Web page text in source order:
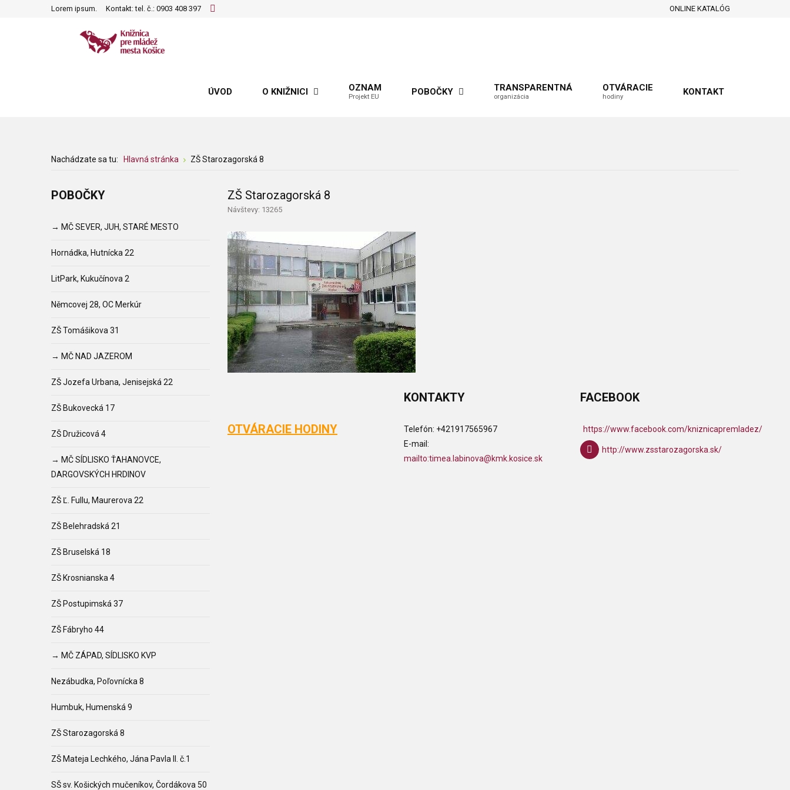
Lorem ipsum. Kontakt: tel. č.: 0903 408 397 ONLINE KATALÓG
ÚVOD O KNIŽNICI OZNAM
Projekt EU POBOČKY TRANSPARENTNÁ
organizácia
OTVÁRACIE
hodiny KONTAKT
Nachádzate sa tu: Hlavná stránka ZŠ Starozagorská 8
ZŠ Starozagorská 8
Návštevy: 13265
OTVÁRACIE HODINY
KONTAKTY
Telefón: +421917565967
E-mail:
mailto:timea.labinova@kmk.kosice.sk
FACEBOOK
https://www.facebook.com/kniznicapremladez/
http://www.zsstarozagorska.sk/
POBOČKY
→ MČ SEVER, JUH, STARÉ MESTO
Hornádka, Hutnícka 22
LitPark, Kukučínova 2
Němcovej 28, OC Merkúr
ZŠ Tomášikova 31
→ MČ NAD JAZEROM
ZŠ Jozefa Urbana, Jenisejská 22
ZŠ Bukovecká 17
ZŠ Družicová 4
→ MČ SÍDLISKO ŤAHANOVCE,
DARGOVSKÝCH HRDINOV
ZŠ Ľ. Fullu, Maurerova 22
ZŠ Belehradská 21
ZŠ Bruselská 18
ZŠ Krosnianska 4
ZŠ Postupimská 37
ZŠ Fábryho 44
→ MČ ZÁPAD, SÍDLISKO KVP
Nezábudka, Poľovnícka 8
Humbuk, Humenská 9
ZŠ Starozagorská 8
ZŠ Mateja Lechkého, Jána Pavla II. č.1
SŠ sv. Košických mučeníkov, Čordákova 50